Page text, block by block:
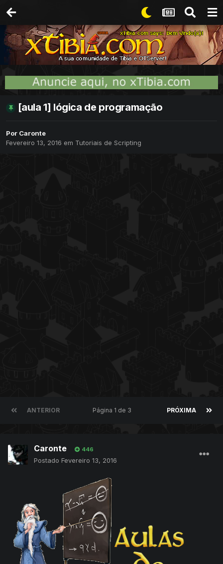
[aula 1] lógica de programação
Por Caronte
Fevereiro 13, 2016 em Tutoriais de Scripting
ANTERIOR PRÓXIMA
Página 1 de 3
Caronte 446
Postado Fevereiro 13, 2016